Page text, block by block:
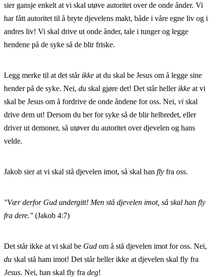
sier gansje enkelt at vi skal utøve autoritet over de onde ånder. Vi
har fått autoritet til å bryte djevelens makt, både i våre egne liv og i
andres liv! Vi skal drive ut onde ånder, tale i tunger og legge
hendene på de syke så de blir friske.
Legg merke til at det står ikke at du skal be Jesus om å legge sine
hender på de syke. Nei, du skal gjøre det! Det står heller ikke at vi
skal be Jesus om å fordrive de onde åndene for oss. Nei, vi skal
drive dem ut! Dersom du ber for syke så de blir helbredet, eller
driver ut demoner, så utøver du autoritet over djevelen og hans
velde.
Jakob sier at vi skal stå djevelen imot, så skal han fly fra oss.
"Vær derfor Gud undergitt! Men stå djevelen imot, så skal han fly
fra dere." (Jakob 4:7)
Det står ikke at vi skal be Gud om å stå djevelen imot for oss. Nei,
du skal stå ham imot! Det står heller ikke at djevelen skal fly fra
Jesus. Nei, han skal fly fra deg!